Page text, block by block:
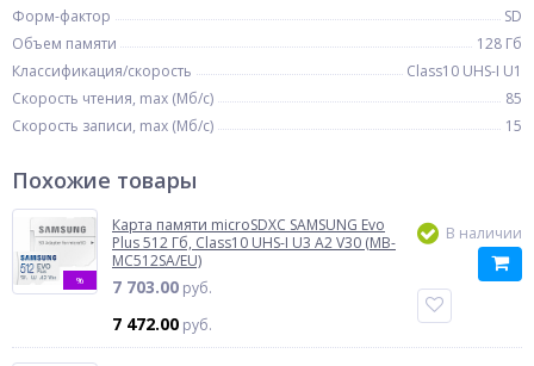
Форм-фактор
SD
Объем памяти
128 Гб
Классификация/скорость
Class10 UHS-I U1
Скорость чтения, max (Мб/с)
85
Скорость записи, max (Мб/с)
15
Похожие товары
%
Карта памяти microSDXC SAMSUNG Evo
Plus 512 Гб, Class10 UHS-I U3 A2 V30 (MB-
MC512SA/EU)
7 703.00 руб.
7 472.00 руб.
В наличии